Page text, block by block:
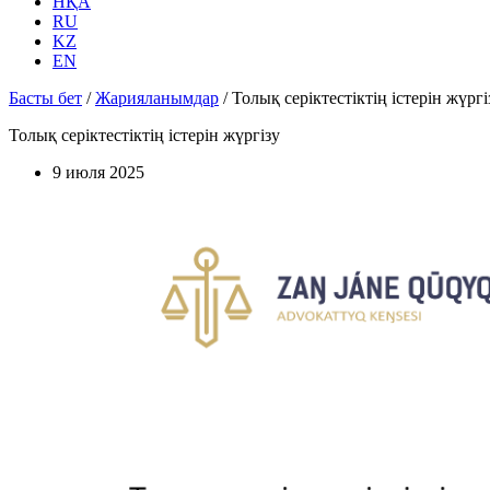
RU
KZ
EN
Басты бет /Жарияланымдар /Толық серіктестіктің істерін
Толық серіктестіктің істерін жүргізу
9 июля 2025